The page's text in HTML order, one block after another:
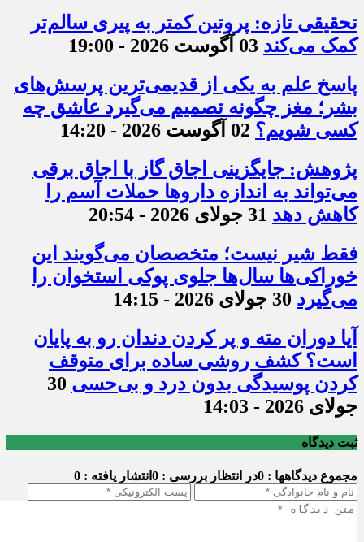
تحقیقی تازه: پروتین کمتر به پیری سالم‌تر
کمک می‌کند 03 آگوست 2026 - 19:00
پاسخ علم به یکی از قدیمی‌ترین پرسش‌های
بشر؛ مغز چگونه تصمیم می‌گیرد عاشق چه
کسی شویم؟ 02 آگوست 2026 - 14:20
پژوهش: جایگزینی اجاق گاز با اجاق برقی
می‌تواند به اندازه داروها حملات آسم را
کاهش دهد 31 جولای 2026 - 20:54
فقط شیر نیست؛ متخصصان می‌گویند این
خوراکی‌ها سال‌ها جلوی پوکی استخوان را
می‌گیرد 30 جولای 2026 - 14:15
آیا دوران مته و پر کردن دندان رو به پایان
است؟ کشف روشی ساده برای متوقف
کردن پوسیدگی بدون درد و بی‌حسی 30
جولای 2026 - 14:03
ثبت دیدگاه
مجموع دیدگاهها : 0 در انتظار بررسی : 0 انتشار یافته : 0